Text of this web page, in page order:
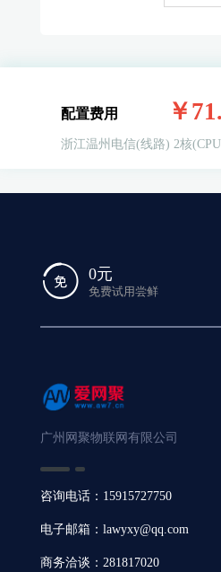
配置费用 ￥
浙江温州电信(线路) 2核
0元
免费试用尝鲜
广州网聚物联网有限公司
咨询电话：15915727750
电子邮箱：lawyxy@qq.com
商务洽谈：281817020